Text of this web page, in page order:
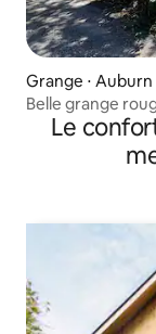
Grange ⋅ Auburn
Belle grange
Le